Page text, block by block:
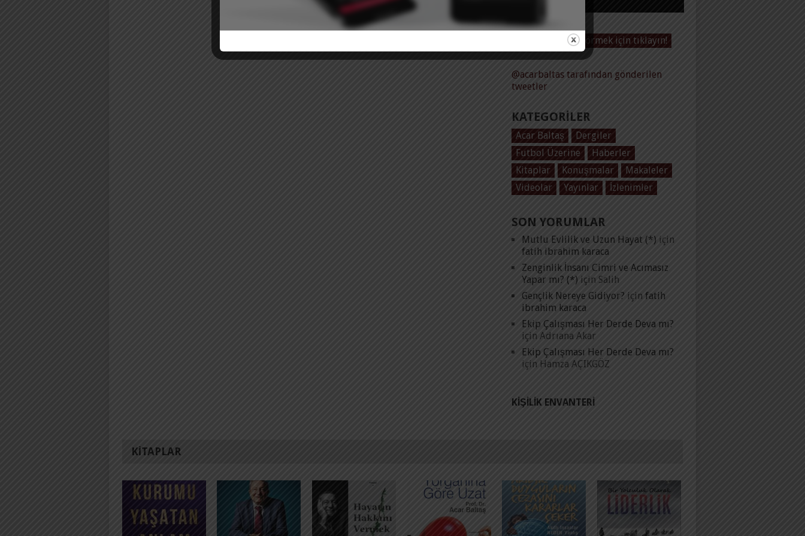
Tüm Videoları görmek için tıklayın!
@acarbaltas tarafından gönderilen
tweetler
KATEGORILER
Acar Baltaş
Dergiler
Futbol Üzerine
Haberler
Kitaplar
Konuşmalar
Makaleler
Videolar
Yayınlar İzlenimler
SON YORUMLAR
Mutlu Evlilik ve Uzun Hayat (*) için
fatih ibrahim karaca
Zenginlik İnsanı Cimri ve Acımasız
Yapar mı? (*) için Salih
Gençlik Nereye Gidiyor? içinfatih
ibrahim karaca
Ekip Çalışması Her Derde Deva mı?
için Adrıana Akar
Ekip Çalışması Her Derde Deva mı?
için Hamza AÇIKGÖZ
KIŞILIK ENVANTERI
KITAPLAR